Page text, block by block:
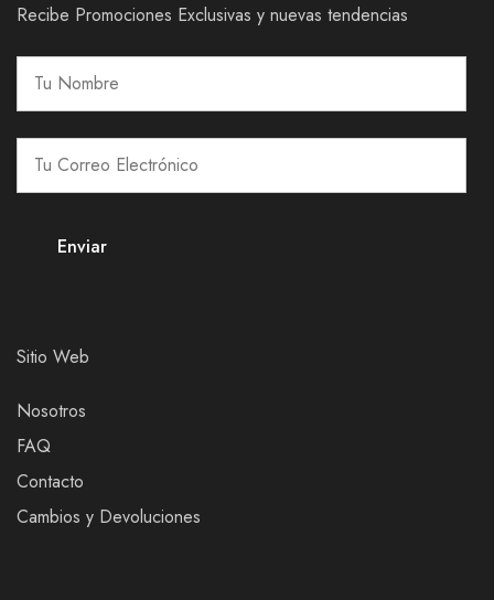
Recibe Promociones Exclusivas y nuevas tendencias
Sitio Web
Nosotros
FAQ
Contacto
Cambios y Devoluciones